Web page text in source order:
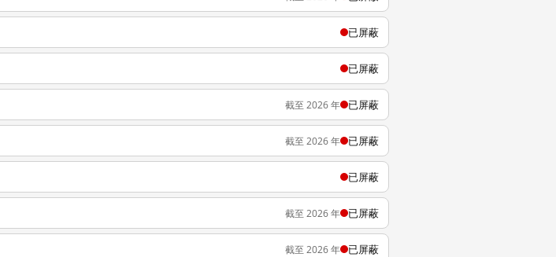
已屏蔽
已屏蔽
截至 2026 年 已屏蔽
截至 2026 年 已屏蔽
已屏蔽
截至 2026 年 已屏蔽
截至 2026 年 已屏蔽